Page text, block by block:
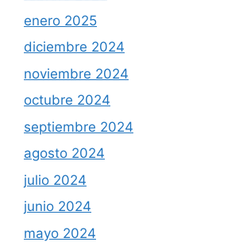
enero 2025
diciembre 2024
noviembre 2024
octubre 2024
septiembre 2024
agosto 2024
julio 2024
junio 2024
mayo 2024